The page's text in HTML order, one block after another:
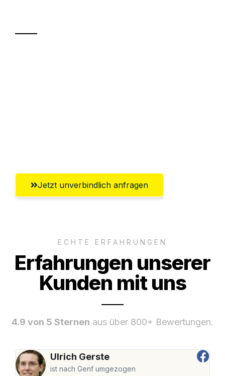
Jetzt unverbindlich anfragen
ECHTE ERFAHRUNGEN
Erfahrungen unserer
Kunden mit uns
4.9 von 5 Sternen aus über 800+ Bewertungen.
Ulrich Gerste
ist nach Genf umgezogen